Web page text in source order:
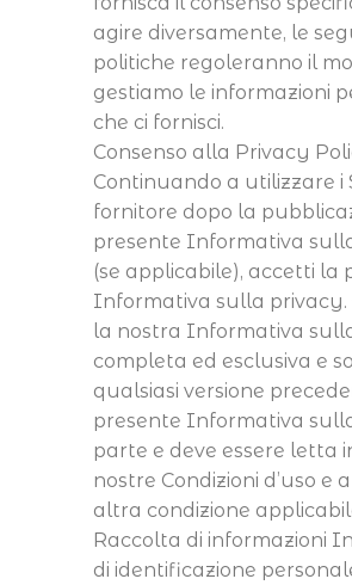
agire diversamente, le
politiche regoleranno il
gestiamo le informazioni
che ci fornisci.
Consenso alla Privacy
Continuando a utilizzare i
fornitore dopo la
presente Informativa
(se applicabile), accetti la
Informativa sulla privacy.
la nostra Informativa
completa ed esclusiva e
qualsiasi versione
presente Informativa
parte e deve essere letta
nostre Condizioni d’uso e
altra condizione
Raccolta di informazioni
di identificazione